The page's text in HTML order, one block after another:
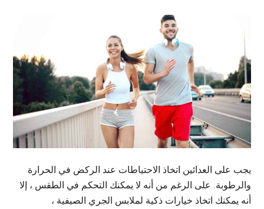
يجب على العدائين اتخاذ الاحتياطات عند الركض في الحرارة
والرطوبة. على الرغم من أنه لا يمكنك التحكم في الطقس ، إلا
أنه يمكنك اتخاذ خيارات ذكية لملابس الجري الصيفية ،